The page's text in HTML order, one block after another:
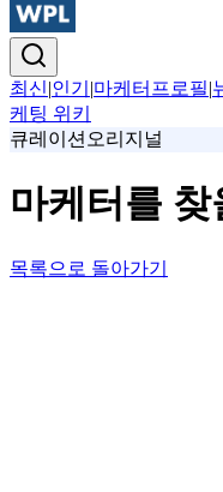
최신|인기 |마케터프로필|
케팅 위키
큐레이션 오리지널
마케터를
목록으로 돌아가기